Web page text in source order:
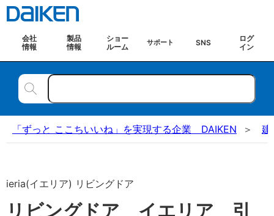
会社
情報
製品
情報
ショー
ルーム
サポート SNS
ログ
イン
「ずっと ここちいいね」を実現する企業 DAIKEN 建
ieria(イエリア) リビングドア
リビングドア イエリア 引